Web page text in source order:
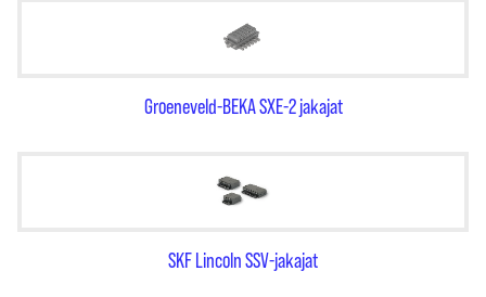
Groeneveld-BEKA SXE-2 jakajat
SKF Lincoln SSV-jakajat